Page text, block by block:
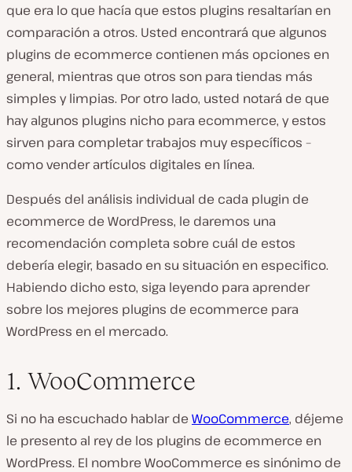
que era lo que hacía que estos plugins resaltarían en
comparación a otros. Usted encontrará que algunos
plugins de ecommerce contienen más opciones en
general, mientras que otros son para tiendas más
simples y limpias. Por otro lado, usted notará de que
hay algunos plugins nicho para ecommerce, y estos
sirven para completar trabajos muy específicos –
como vender artículos digitales en línea.
Después del análisis individual de cada plugin de
ecommerce de WordPress, le daremos una
recomendación completa sobre cuál de estos
debería elegir, basado en su situación en especifico.
Habiendo dicho esto, siga leyendo para aprender
sobre los mejores plugins de ecommerce para
WordPress en el mercado.
1. WooCommerce
Si no ha escuchado hablar de WooCommerce, déjeme
le presento al rey de los plugins de ecommerce en
WordPress. El nombre WooCommerce es sinónimo de